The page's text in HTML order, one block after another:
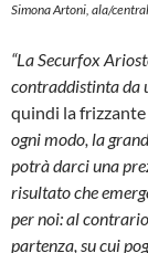
Simona Artoni, ala/
“La Securfox
contraddistinta da
quindi la frizzante
ogni modo, la
potrà darci una
risultato che
per noi: al
partenza, su cui